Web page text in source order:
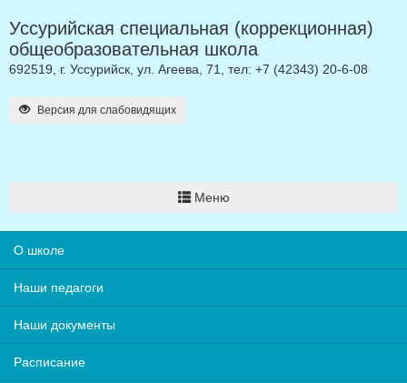
Уссурийская специальная (коррекционная)
общеобразовательная школа
692519, г. Уссурийск, ул. Агеева, 71, тел: +7 (42343) 20-6-08
Версия для слабовидящих
Меню
О школе
Наши педагоги
Наши документы
Расписание